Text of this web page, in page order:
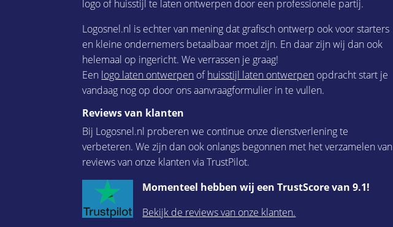
logo of huisstijl te laten ontwerpen door een professionele partij.
Logosnel.nl is echter van mening dat grafisch ontwerp ook voor starters
en kleine ondernemers betaalbaar moet zijn. En daar zijn wij dan ook
helemaal op ingericht. We verrassen je graag!
Een logo laten ontwerpen ofhuisstijl laten ontwerpen opdracht start je
vandaag nog op door ons aanvraagformulier in te vullen.
Reviews van klanten
Bij Logosnel.nl proberen we continue onze dienstverlening te
verbeteren. We zijn dan ook onlangs begonnen met het verzamelen van
reviews van onze klanten via TrustPilot.
Momenteel hebben wij een TrustScore van 9.1!
Bekijk de reviews van onze klanten.